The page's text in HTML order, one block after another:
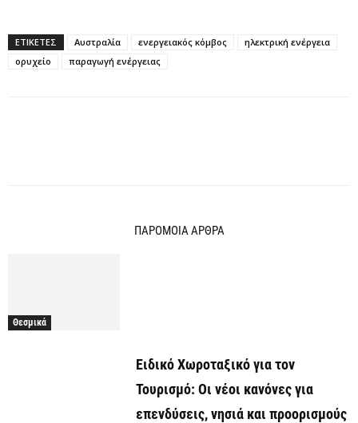
ΕΤΙΚΕΤΕΣ Αυστραλία ενεργειακός κόμβος
ηλεκτρική ενέργεια
ορυχείο
παραγωγή ενέργειας
ΠΑΡΟΜΟΙΑ ΑΡΘΡΑ
Θεσμικά
Ειδικό Χωροταξικό για τον
Τουρισμό: Οι νέοι κανόνες για
επενδύσεις, νησιά και προορισμούς